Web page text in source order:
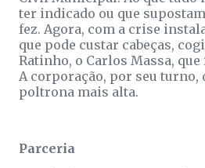
ter indicado ou que
fez. Agora, com a crise
que pode custar cabeças,
Ratinho, o Carlos Massa, que
A corporação, por seu turno,
poltrona mais alta.
Parceria